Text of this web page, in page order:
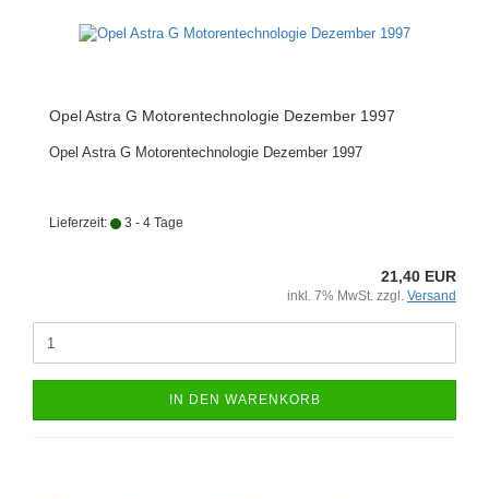
Opel Astra G Motorentechnologie Dezember 1997
Opel Astra G Motorentechnologie Dezember 1997
Lieferzeit: 3 - 4 Tage
21,40 EUR
inkl. 7% MwSt. zzgl. Versand
IN DEN WARENKORB